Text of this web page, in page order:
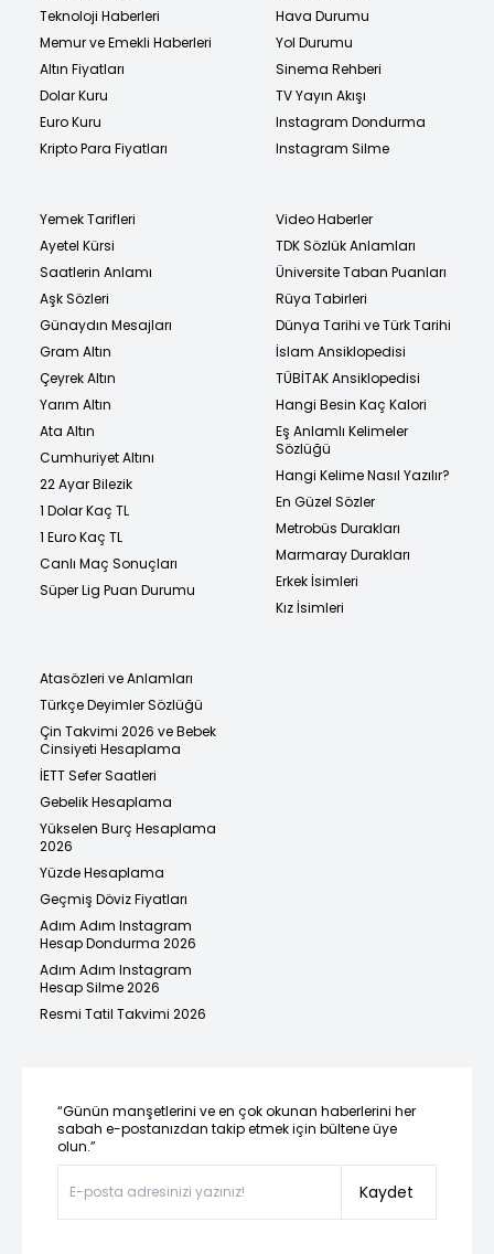
Teknoloji Haberleri
Memur ve Emekli Haberleri
Altın Fiyatları
Dolar Kuru
Euro Kuru
Kripto Para Fiyatları
Hava Durumu
Yol Durumu
Sinema Rehberi
TV Yayın Akışı
Instagram Dondurma
Instagram Silme
Yemek Tarifleri
Ayetel Kürsi
Saatlerin Anlamı
Aşk Sözleri
Günaydın Mesajları
Gram Altın
Çeyrek Altın
Yarım Altın
Ata Altın
Cumhuriyet Altını
22 Ayar Bilezik
1 Dolar Kaç TL
1 Euro Kaç TL
Canlı Maç Sonuçları
Süper Lig Puan Durumu
Video Haberler
TDK Sözlük Anlamları
Üniversite Taban Puanları
Rüya Tabirleri
Dünya Tarihi ve Türk Tarihi
İslam Ansiklopedisi
TÜBİTAK Ansiklopedisi
Hangi Besin Kaç Kalori
Eş Anlamlı Kelimeler
Sözlüğü
Hangi Kelime Nasıl Yazılır?
En Güzel Sözler
Metrobüs Durakları
Marmaray Durakları
Erkek İsimleri
Kız İsimleri
Atasözleri ve Anlamları
Türkçe Deyimler Sözlüğü
Çin Takvimi 2026 ve Bebek
Cinsiyeti Hesaplama
İETT Sefer Saatleri
Gebelik Hesaplama
Yükselen Burç Hesaplama
2026
Yüzde Hesaplama
Geçmiş Döviz Fiyatları
Adım Adım Instagram
Hesap Dondurma 2026
Adım Adım Instagram
Hesap Silme 2026
Resmi Tatil Takvimi 2026
“Günün manşetlerini ve en çok okunan haberlerini her
sabah e-postanızdan takip etmek için bültene üye
olun.”
Kaydet